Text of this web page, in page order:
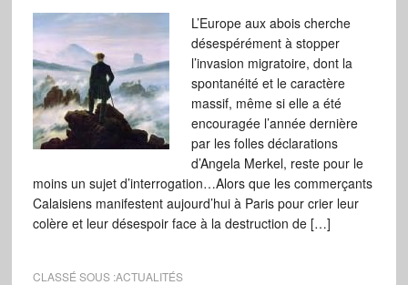
L’Europe aux abois cherche
désespérément à stopper
l’invasion migratoire, dont la
spontanéité et le caractère
massif, même si elle a été
encouragée l’année dernière
par les folles déclarations
d’Angela Merkel, reste pour le
moins un sujet d’interrogation…Alors que les commerçants
Calaisiens manifestent aujourd’hui à Paris pour crier leur
colère et leur désespoir face à la destruction de […]
CLASSÉ SOUS :ACTUALITÉS